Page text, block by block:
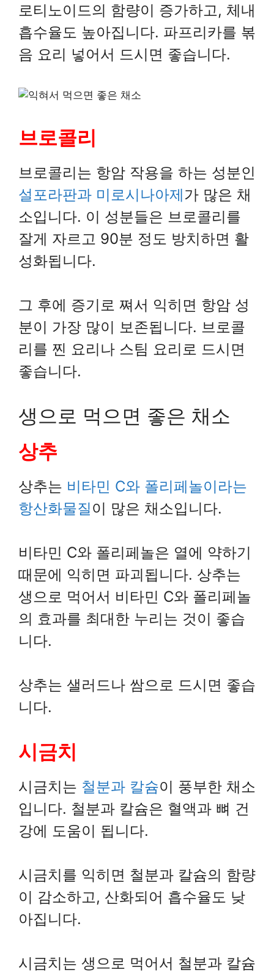
로티노이드의 함량이 증가하고, 체내
흡수율도 높아집니다. 파프리카를 볶
음 요리 넣어서 드시면 좋습니다.
브로콜리
브로콜리는 항암 작용을 하는 성분인
설포라판과 미로시나아제가 많은 채
소입니다. 이 성분들은 브로콜리를
잘게 자르고 90분 정도 방치하면 활
성화됩니다.
그 후에 증기로 쪄서 익히면 항암 성
분이 가장 많이 보존됩니다. 브로콜
리를 찐 요리나 스팀 요리로 드시면
좋습니다.
생으로 먹으면 좋은 채소
상추
상추는 비타민 C와 폴리페놀이라는
항산화물질이 많은 채소입니다.
비타민 C와 폴리페놀은 열에 약하기
때문에 익히면 파괴됩니다. 상추는
생으로 먹어서 비타민 C와 폴리페놀
의 효과를 최대한 누리는 것이 좋습
니다.
상추는 샐러드나 쌈으로 드시면 좋습
니다.
시금치
시금치는 철분과 칼슘이 풍부한 채소
입니다. 철분과 칼슘은 혈액과 뼈 건
강에 도움이 됩니다.
시금치를 익히면 철분과 칼슘의 함량
이 감소하고, 산화되어 흡수율도 낮
아집니다.
시금치는 생으로 먹어서 철분과 칼슘